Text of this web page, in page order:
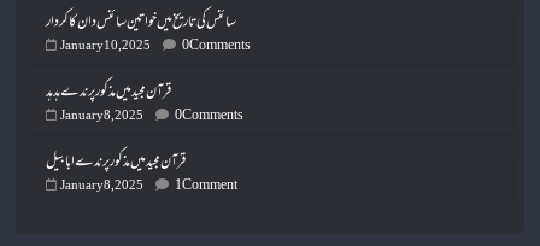
سائنس کی تاریخ میں خواتین سائنس دان کا کردار
January 10, 2025 0 Comments
قرآن مجید میں مذکور پرندے ہدہد
January 8, 2025 0 Comments
قرآن مجید میں مذکور پرندے ابابیل
January 8, 2025 1 Comment